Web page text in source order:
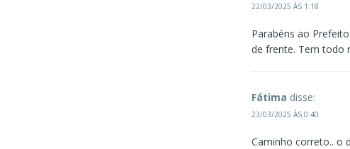
22/03/2025 ÀS 1:18
Parabéns ao
de frente. Tem todo
Fátima disse:
23/03/2025 ÀS 0:40
Caminho correto.. o